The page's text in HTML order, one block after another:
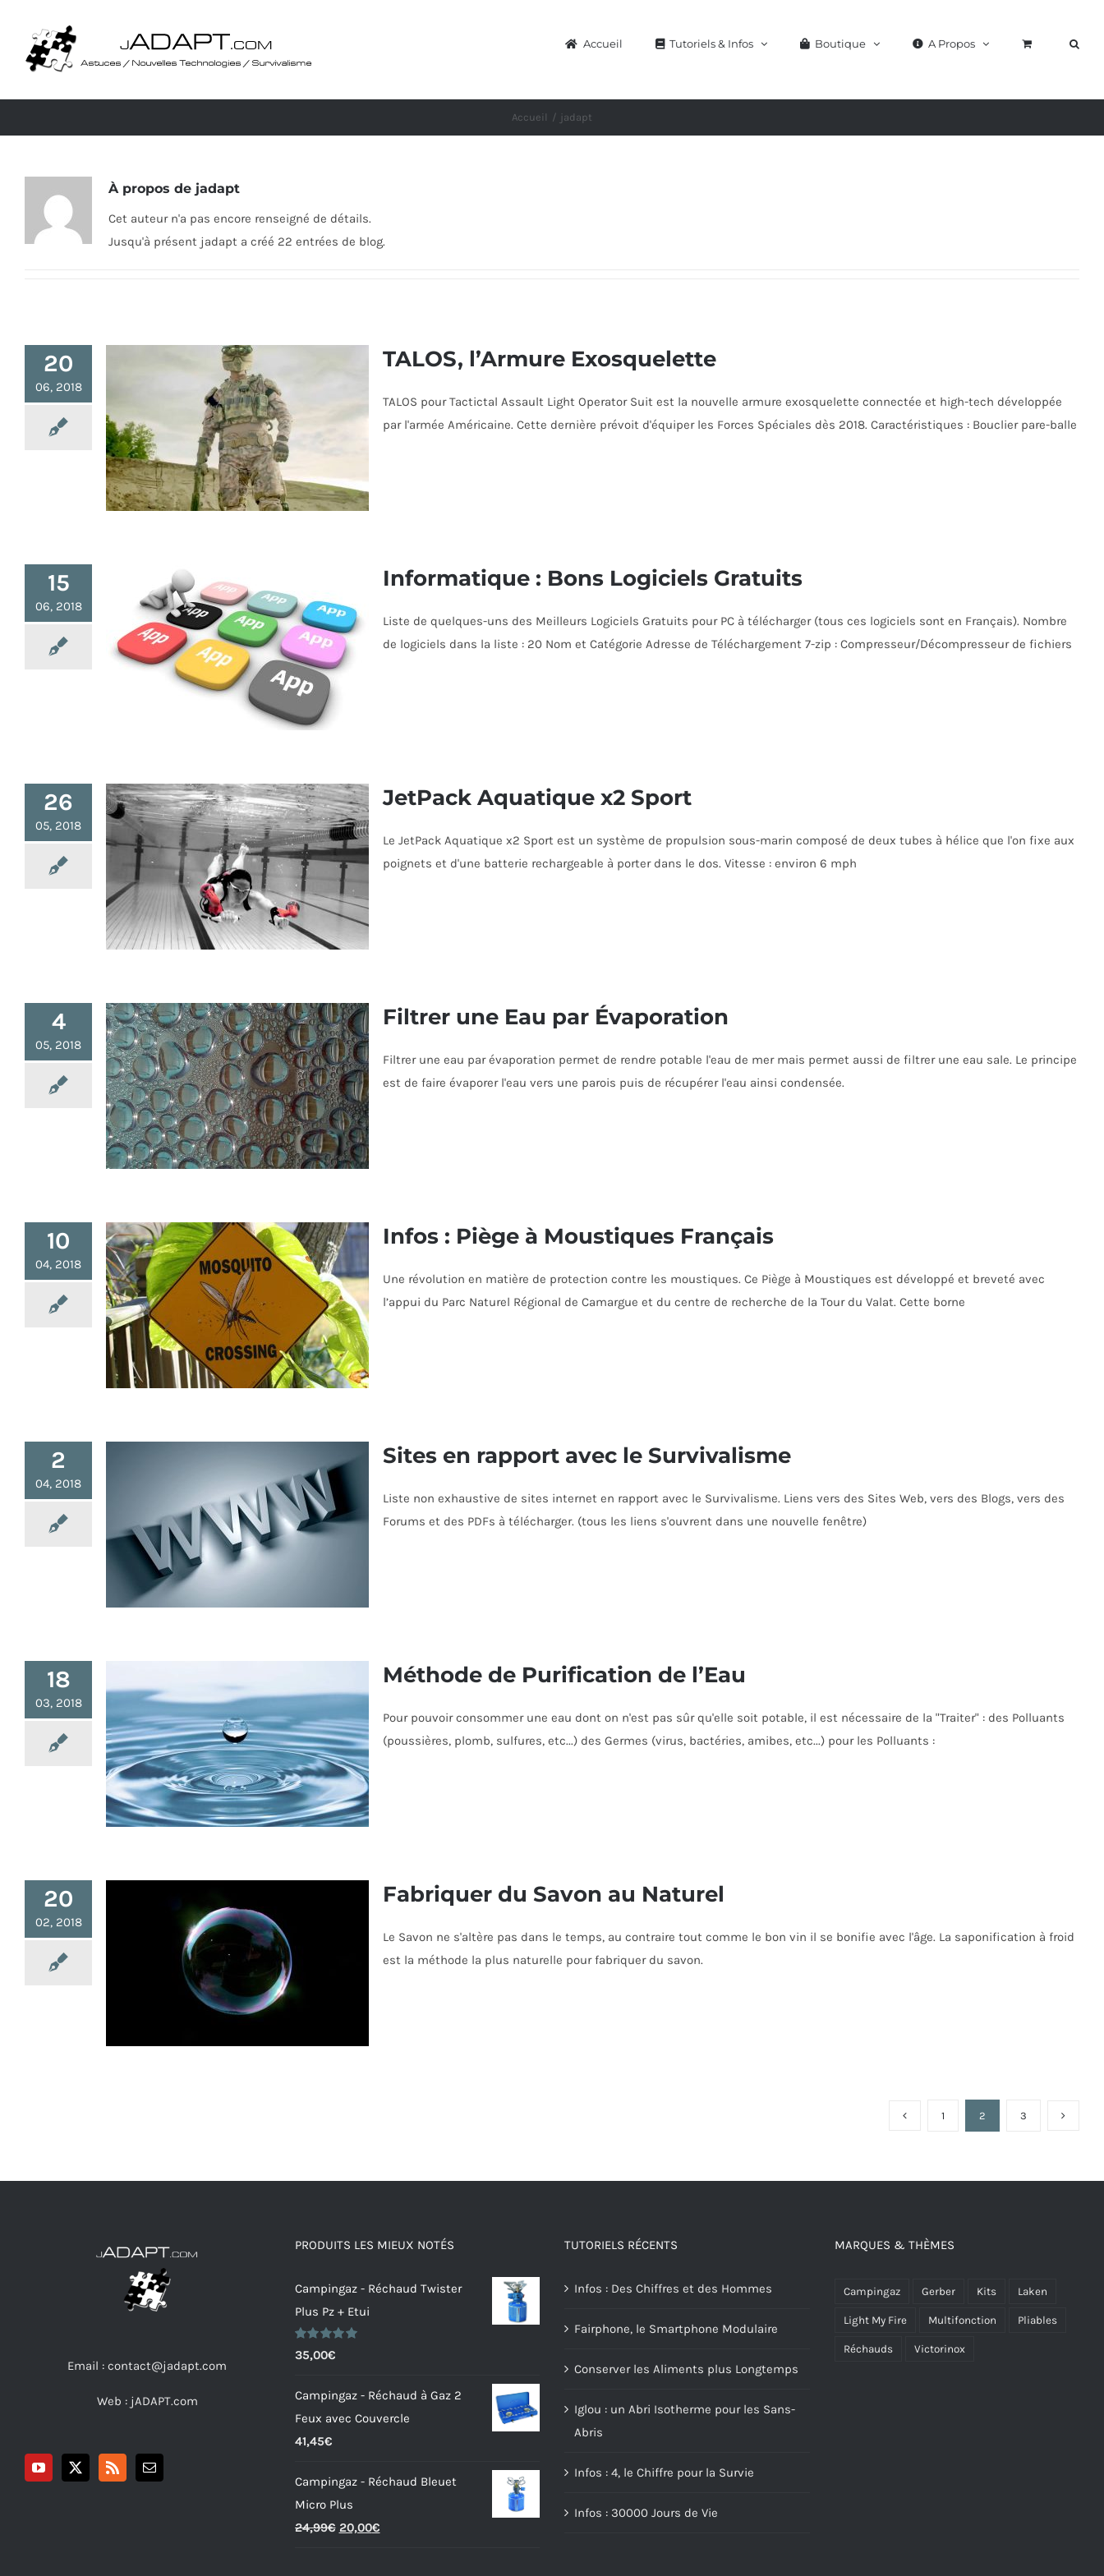
contenu
Accueil Tutoriels & Infos Boutique A Propos
Accueil jadapt
À propos de jadapt
Cet auteur n'a pas encore renseigné de détails.
Jusqu'à présent jadapt a créé 22 entrées de blog.
20
06, 2018
TALOS, l’Armure Exosquelette
TALOS, l’Armure Exosquelette
TALOS pour Tactictal Assault Light Operator Suit est la nouvelle armure exosquelette connectée et high-tech développée
par l'armée Américaine. Cette dernière prévoit d'équiper les Forces Spéciales dès 2018. Caractéristiques : Bouclier pare-balle
15
06, 2018
Informatique : Bons Logiciels
Gratuits
Informatique : Bons Logiciels Gratuits
Liste de quelques-uns des Meilleurs Logiciels Gratuits pour PC à télécharger (tous ces logiciels sont en Français). Nombre
de logiciels dans la liste : 20 Nom et Catégorie Adresse de Téléchargement 7-zip : Compresseur/Décompresseur de fichiers
26
05, 2018
JetPack Aquatique x2 Sport
JetPack Aquatique x2 Sport
Le JetPack Aquatique x2 Sport est un système de propulsion sous-marin composé de deux tubes à hélice que l'on fixe aux
poignets et d'une batterie rechargeable à porter dans le dos. Vitesse : environ 6 mph
4
05, 2018
Filtrer une Eau par Évaporation
Filtrer une Eau par Évaporation
Filtrer une eau par évaporation permet de rendre potable l'eau de mer mais permet aussi de filtrer une eau sale. Le principe
est de faire évaporer l'eau vers une parois puis de récupérer l'eau ainsi condensée.
10
04, 2018
Infos : Piège à Moustiques
Français
Infos : Piège à Moustiques Français
Une révolution en matière de protection contre les moustiques. Ce Piège à Moustiques est développé et breveté avec
l’appui du Parc Naturel Régional de Camargue et du centre de recherche de la Tour du Valat. Cette borne
2
04, 2018
Sites en rapport avec le
Survivalisme
Sites en rapport avec le Survivalisme
Liste non exhaustive de sites internet en rapport avec le Survivalisme. Liens vers des Sites Web, vers des Blogs, vers des
Forums et des PDFs à télécharger. (tous les liens s'ouvrent dans une nouvelle fenêtre)
18
03, 2018
Méthode de Purification de l’Eau
Méthode de Purification de l’Eau
Pour pouvoir consommer une eau dont on n'est pas sûr qu'elle soit potable, il est nécessaire de la "Traiter" : des Polluants
(poussières, plomb, sulfures, etc...) des Germes (virus, bactéries, amibes, etc...) pour les Polluants :
20
02, 2018
Fabriquer du Savon au Naturel
Fabriquer du Savon au Naturel
Le Savon ne s'altère pas dans le temps, au contraire tout comme le bon vin il se bonifie avec l'âge. La saponification à froid
est la méthode la plus naturelle pour fabriquer du savon.
1 2 3
Email : contact@jadapt.com
Web : jADAPT.com
PRODUITS LES MIEUX NOTÉS
Campingaz - Réchaud Twister
Plus Pz + Etui
Note5.00
sur 5
35,00€
Campingaz - Réchaud à Gaz 2
Feux avec Couvercle
41,45€
Campingaz - Réchaud Bleuet
Micro Plus
24,99€ Le
20,00€Le
TUTORIELS RÉCENTS
Infos : Des Chiffres et des Hommes
Fairphone, le Smartphone Modulaire
Conserver les Aliments plus Longtemps
Iglou : un Abri Isotherme pour les Sans-
Abris
Infos : 4, le Chiffre pour la Survie
Infos : 30000 Jours de Vie
MARQUES & THÈMES
Campingaz Gerber Kits Laken
Light My Fire Multifonction Pliables
Réchauds Victorinox